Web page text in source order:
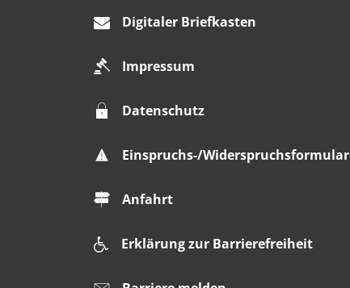
Digitaler Briefkasten
Impressum
Datenschutz
Einspruchs-/Widerspruchsformular
Anfahrt
Erklärung zur Barrierefreiheit